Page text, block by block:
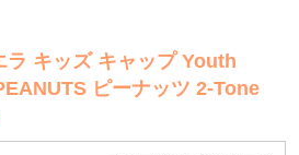
キッズ キャップ Youth
ピーナッツ 2-Tone